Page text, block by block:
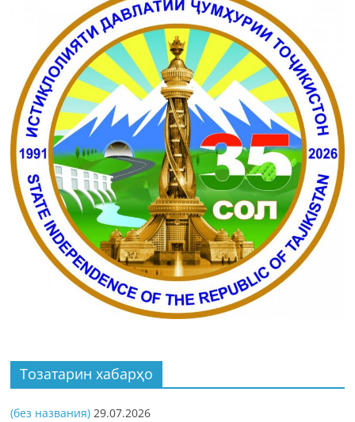
Тозатарин хабарҳо
(без названия) 29.07.2026